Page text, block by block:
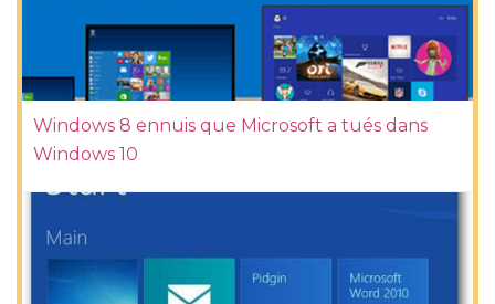
Windows 8 ennuis que Microsoft a tués dans
Windows 10